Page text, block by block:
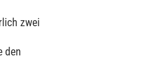
zwei
den